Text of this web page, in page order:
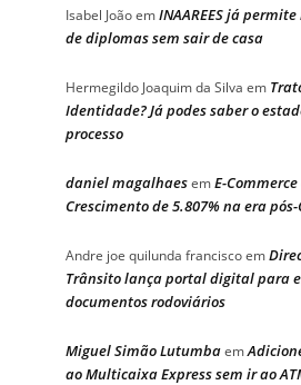
Isabel JoãoemINAAREES já
de diplomas sem sair de casa
Hermegildo Joaquim da Silva em
Identidade? Já podes saber o
processo
daniel magalhaesemE-
Crescimento de 5.807% na era pós-
Andre joe quilunda franciscoem
Trânsito lança portal digital para
documentos rodoviários
Miguel Simão Lutumbaem
ao Multicaixa Express sem ir ao